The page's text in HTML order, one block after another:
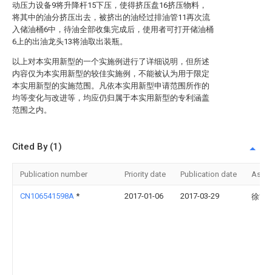
动压力设备9将升降杆15下压，使得挤压盘16挤压物料，
将其中的油分挤压出去，被挤出的油经过排油管11再次流
入储油桶6中，待油全部收集完成后，使用者可打开储油桶
6上的出油龙头13将油取出装瓶。
以上对本实用新型的一个实施例进行了详细说明，但所述
内容仅为本实用新型的较佳实施例，不能被认为用于限定
本实用新型的实施范围。凡依本实用新型申请范围所作的
均等变化与改进等，均应仍归属于本实用新型的专利涵盖
范围之内。
Cited By (1)
Publication number Priority date Publication date
CN106541598A * 2017-01-06 2017-03-29 徐能